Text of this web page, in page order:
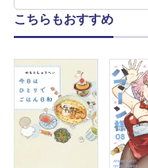
こちらもおすすめ